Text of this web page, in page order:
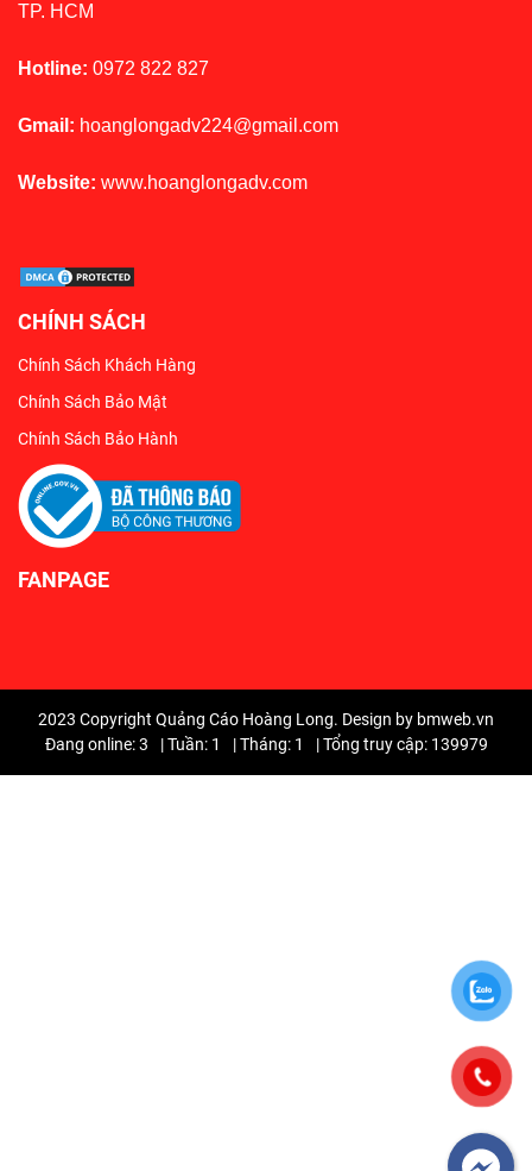
TP. HCM
Hotline: 0972 822 827
Gmail: hoanglongadv224@gmail.com
Website: www.hoanglongadv.com
CHÍNH SÁCH
Chính Sách Khách Hàng
Chính Sách Bảo Mật
Chính Sách Bảo Hành
FANPAGE
2023 Copyright Quảng Cáo Hoàng Long. Design by bmweb.vn
Đang online: 3
|Tuần: 1 |Tháng: 1 |Tổng truy cập: 139979